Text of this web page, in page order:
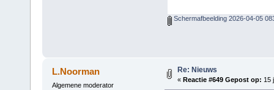
Schermafbeelding 2026-04-05
L.Noorman
Algemene moderator
Re: Nieuws
« Reactie #649 Gepost op: 15